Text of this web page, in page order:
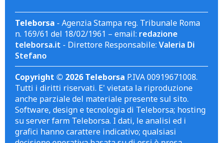
Teleborsa - Agenzia Stampa reg. Tribunale Roma
n. 169/61 del 18/02/1961 – email: redazione
teleborsa.it - Direttore Responsabile: Valeria Di
Stefano
Copyright © 2026 Teleborsa P.IVA 00919671008.
Tutti i diritti riservati. E' vietata la riproduzione
anche parziale del materiale presente sul sito.
Software, design e tecnologia di Teleborsa; hosting
su server farm Teleborsa. I dati, le analisi ed i
grafici hanno carattere indicativo; qualsiasi